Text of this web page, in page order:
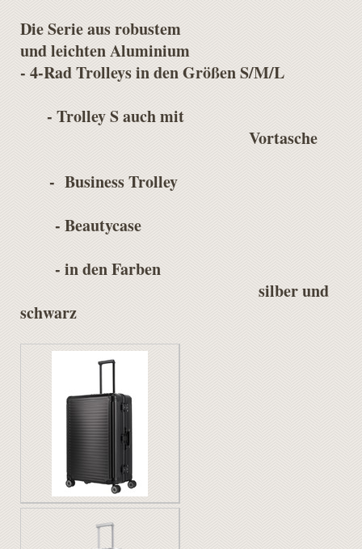
Die Serie aus robustem
und leichten Aluminium
- 4-Rad Trolleys in den Größen S/M/L
- Trolley S auch mit
Vortasche
- Business Trolley
- Beautycase
- in den Farben
silber und
schwarz